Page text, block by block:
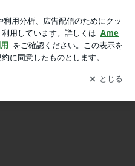
低気圧の影響 で頭が重く…（ーー;）（今日は東京国際空港開港記念日）